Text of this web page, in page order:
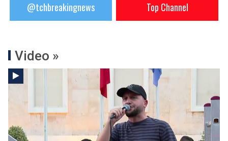
@tchbreakingnews Top Channel
Video »